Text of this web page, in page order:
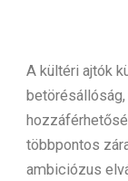
A kültéri ajtók
többpontos
ambiciózus